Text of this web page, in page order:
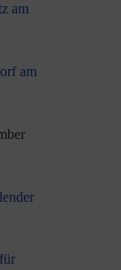
am
am